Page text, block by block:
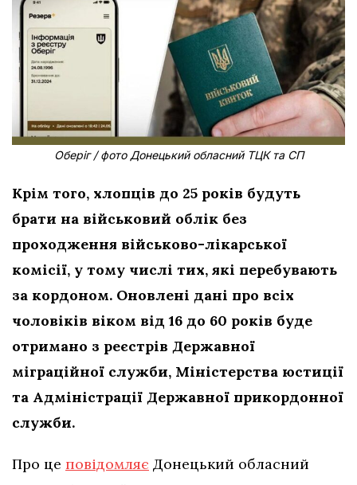
Оберіг / фото Донецький обласний ТЦК та СП
Крім того, хлопців до 25 років будуть
брати на військовий облік без
проходження військово-лікарської
комісії, у тому числі тих, які перебувають
за кордоном. Оновлені дані про всіх
чоловіків віком від 16 до 60 років буде
отримано з реєстрів Державної
міграційної служби, Міністерства юстиції
та Адміністрації Державної прикордонної
служби.
Про це повідомляє Донецький обласний